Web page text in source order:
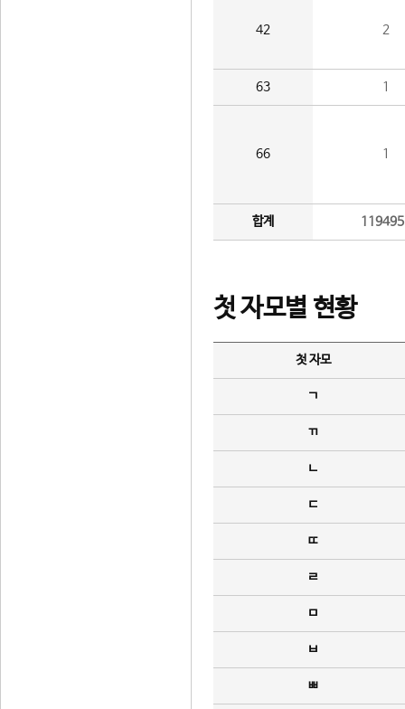
42 2
63 1
66 1
합계
첫 자모별 현황
첫 자모
ㄱ
ㄲ
ㄴ
ㄷ
ㄸ
ㄹ
ㅁ
ㅂ
ㅃ